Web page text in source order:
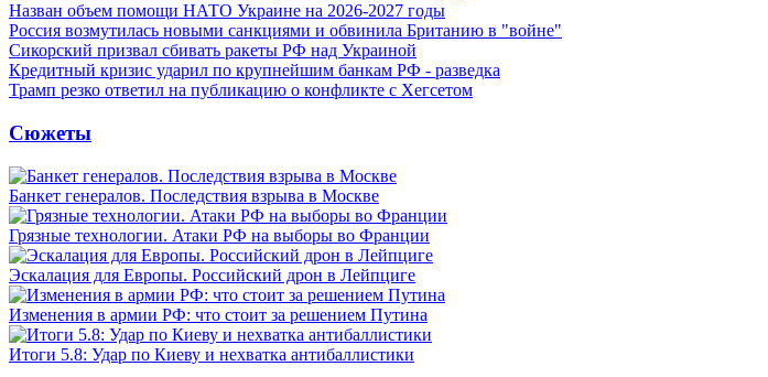
Назван объем помощи НАТО Украине на 2026-2027 годы
Россия возмутилась новыми санкциями и обвинила Британию в "войне"
Сикорский призвал сбивать ракеты РФ над Украиной
Кредитный кризис ударил по крупнейшим банкам РФ - разведка
Трамп резко ответил на публикацию о конфликте с Хегсетом
Сюжеты
Банкет генералов. Последствия взрыва в Москве
Грязные технологии. Атаки РФ на выборы во Франции
Эскалация для Европы. Российский дрон в Лейпциге
Изменения в армии РФ: что стоит за решением Путина
Итоги 5.8: Удар по Киеву и нехватка антибаллистики